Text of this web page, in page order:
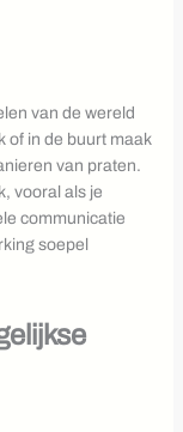
van de wereld
of in de buurt maak
van praten.
vooral als je
communicatie
soepel